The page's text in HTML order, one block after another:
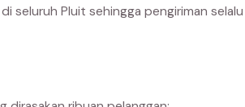
seluruh Pluit sehingga pengiriman selalu